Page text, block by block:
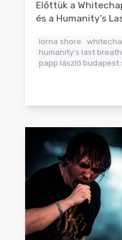
Előttük a
és a Humanity's
lorna shore
humanity's last breath
papp lászló budapest